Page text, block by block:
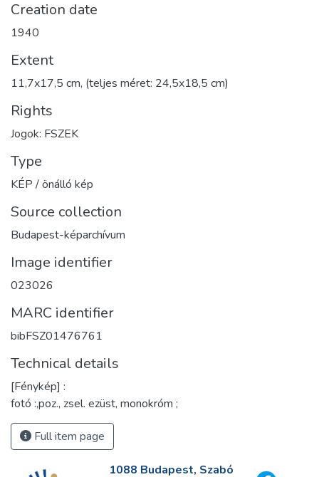
Creation date
1940
Extent
11,7x17,5 cm, (teljes méret: 24,5x18,5 cm)
Rights
Jogok: FSZEK
Type
KÉP / önálló kép
Source collection
Budapest-képarchívum
Image identifier
023026
MARC identifier
bibFSZ01476761
Technical details
[Fénykép] :
fotó :,poz., zsel. ezüst, monokróm ;
Full item page
1088 Budapest, Szabó